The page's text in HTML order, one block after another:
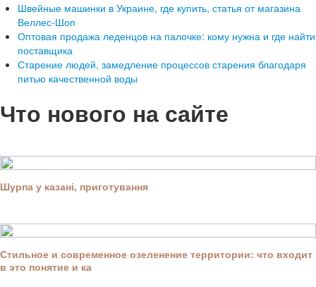
Швейные машинки в Украине, где купить, статья от магазина
Веллес-Шоп
Оптовая продажа леденцов на палочке: кому нужна и где найти
поставщика
Старение людей, замедление процессов старения благодаря
питью качественной воды
Что нового на сайте
Шурпа у казані, приготування
Стильное и современное озеленение территории: что входит
в это понятие и ка